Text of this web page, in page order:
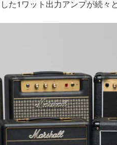
た1ワット出力アンプが続々